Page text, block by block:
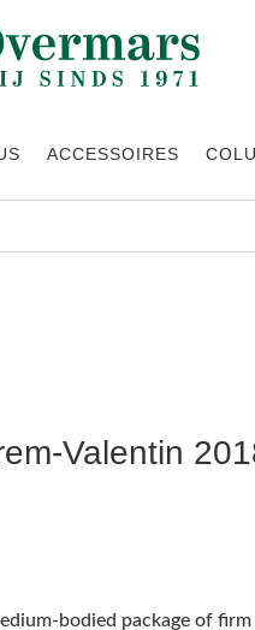
ACCESSOIRES
Valentin
bodied package of firm